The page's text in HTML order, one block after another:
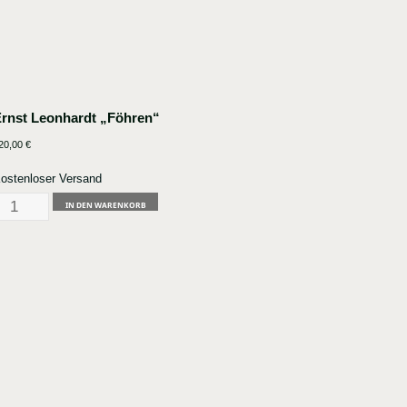
Leonhardt „Föhren“
€
Versand
Ernst
IN DEN WARENKORB